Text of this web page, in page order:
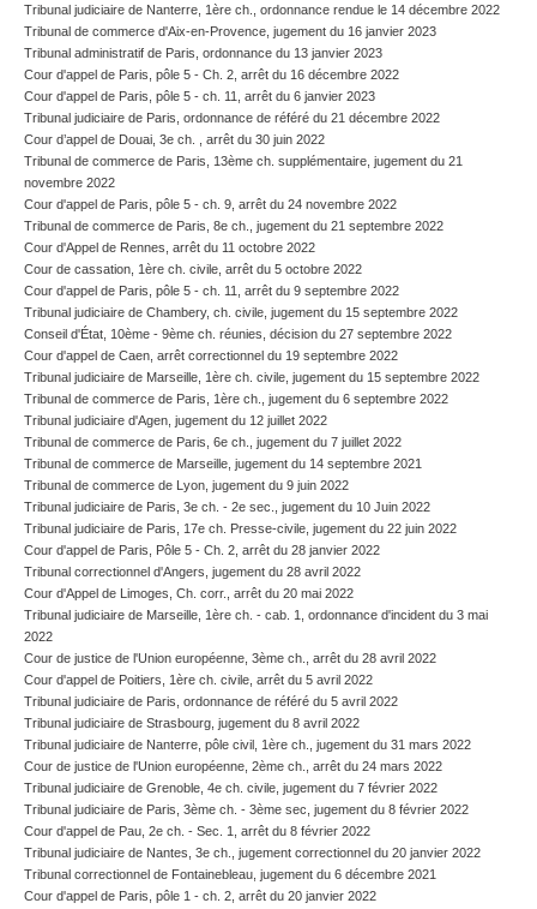
Tribunal judiciaire de Nanterre, 1ère ch., ordonnance rendue le 14 décembre 2022
Tribunal de commerce d'Aix-en-Provence, jugement du 16 janvier 2023
Tribunal administratif de Paris, ordonnance du 13 janvier 2023
Cour d'appel de Paris, pôle 5 - Ch. 2, arrêt du 16 décembre 2022
Cour d'appel de Paris, pôle 5 - ch. 11, arrêt du 6 janvier 2023
Tribunal judiciaire de Paris, ordonnance de référé du 21 décembre 2022
Cour d’appel de Douai, 3e ch. , arrêt du 30 juin 2022
Tribunal de commerce de Paris, 13ème ch. supplémentaire, jugement du 21
novembre 2022
Cour d'appel de Paris, pôle 5 - ch. 9, arrêt du 24 novembre 2022
Tribunal de commerce de Paris, 8e ch., jugement du 21 septembre 2022
Cour d'Appel de Rennes, arrêt du 11 octobre 2022
Cour de cassation, 1ère ch. civile, arrêt du 5 octobre 2022
Cour d'appel de Paris, pôle 5 - ch. 11, arrêt du 9 septembre 2022
Tribunal judiciaire de Chambery, ch. civile, jugement du 15 septembre 2022
Conseil d'État, 10ème - 9ème ch. réunies, décision du 27 septembre 2022
Cour d'appel de Caen, arrêt correctionnel du 19 septembre 2022
Tribunal judiciaire de Marseille, 1ère ch. civile, jugement du 15 septembre 2022
Tribunal de commerce de Paris, 1ère ch., jugement du 6 septembre 2022
Tribunal judiciaire d'Agen, jugement du 12 juillet 2022
Tribunal de commerce de Paris, 6e ch., jugement du 7 juillet 2022
Tribunal de commerce de Marseille, jugement du 14 septembre 2021
Tribunal de commerce de Lyon, jugement du 9 juin 2022
Tribunal judiciaire de Paris, 3e ch. - 2e sec., jugement du 10 Juin 2022
Tribunal judiciaire de Paris, 17e ch. Presse-civile, jugement du 22 juin 2022
Cour d'appel de Paris, Pôle 5 - Ch. 2, arrêt du 28 janvier 2022
Tribunal correctionnel d'Angers, jugement du 28 avril 2022
Cour d'Appel de Limoges, Ch. corr., arrêt du 20 mai 2022
Tribunal judiciaire de Marseille, 1ère ch. - cab. 1, ordonnance d'incident du 3 mai
2022
Cour de justice de l'Union européenne, 3ème ch., arrêt du 28 avril 2022
Cour d'appel de Poitiers, 1ère ch. civile, arrêt du 5 avril 2022
Tribunal judiciaire de Paris, ordonnance de référé du 5 avril 2022
Tribunal judiciaire de Strasbourg, jugement du 8 avril 2022
Tribunal judiciaire de Nanterre, pôle civil, 1ère ch., jugement du 31 mars 2022
Cour de justice de l'Union européenne, 2ème ch., arrêt du 24 mars 2022
Tribunal judiciaire de Grenoble, 4e ch. civile, jugement du 7 février 2022
Tribunal judiciaire de Paris, 3ème ch. - 3ème sec, jugement du 8 février 2022
Cour d'appel de Pau, 2e ch. - Sec. 1, arrêt du 8 février 2022
Tribunal judiciaire de Nantes, 3e ch., jugement correctionnel du 20 janvier 2022
Tribunal correctionnel de Fontainebleau, jugement du 6 décembre 2021
Cour d'appel de Paris, pôle 1 - ch. 2, arrêt du 20 janvier 2022